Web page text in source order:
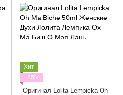
Хит
−25%
Оригинал Lolita Lempicka Oh